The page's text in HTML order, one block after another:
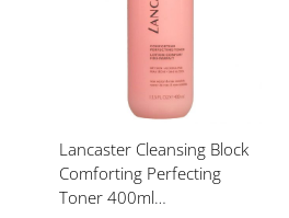
verlanglijst
Lancaster Cleansing Block
Comforting Perfecting
Toner 400ml